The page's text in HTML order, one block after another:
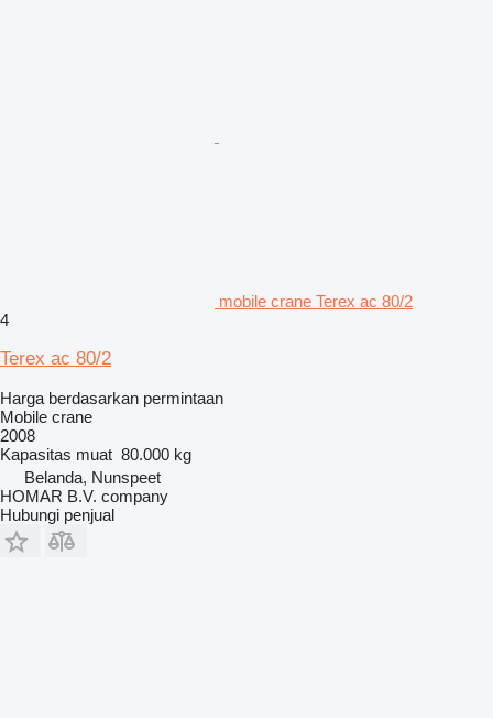
mobile crane Terex ac 80/2
4
Terex ac 80/2
Harga berdasarkan permintaan
Mobile crane
2008
Kapasitas muat 80.000 kg
Belanda, Nunspeet
HOMAR B.V. company
Hubungi penjual